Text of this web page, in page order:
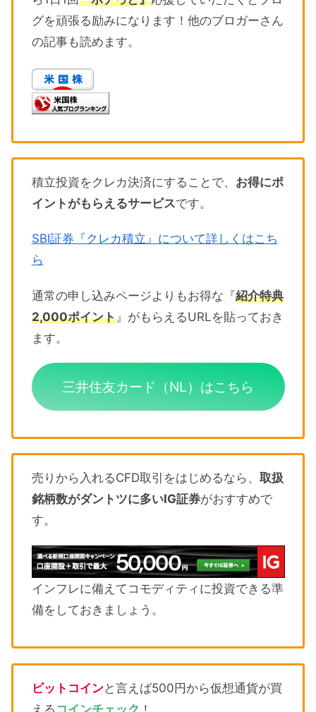
グを頑張る励みになります！他のブロガーさん
の記事も読めます。
積立投資をクレカ決済にすることで、 お得にポ
イントがもらえるサービスです。
SBI証券『クレカ積立』について詳しくはこち
ら
通常の申し込みページよりもお得な『紹介特典
2,000ポイント』がもらえるURLを貼っておき
ます。
三井住友カード（NL）はこちら
売りから入れるCFD取引をはじめるなら、 取扱
銘柄数がダントツに多いIG証券がおすすめで
す。
インフレに備えてコモディティに投資できる準
備をしておきましょう。
ビットコインと言えば500円から仮想通貨が買
える コインチェック ！